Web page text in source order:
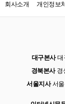
회사소개 개인정보
대구본사대
경북본사경
서울지사서울